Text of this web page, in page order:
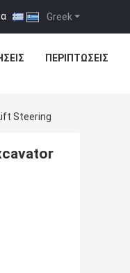
Greek
|
ΠΕΡΙΠΤΏΣΕΙΣ
Steering